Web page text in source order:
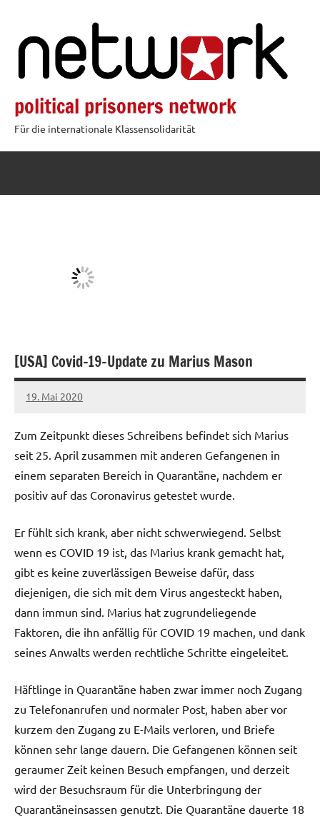
springen
political prisoners network
Für die internationale Klassensolidarität
[USA] Covid-19-Update zu Marius Mason
19. Mai 2020
admin
Zum Zeitpunkt dieses Schreibens befindet sich Marius
seit 25. April zusammen mit anderen Gefangenen in
einem separaten Bereich in Quarantäne, nachdem er
positiv auf das Coronavirus getestet wurde.
Er fühlt sich krank, aber nicht schwerwiegend. Selbst
wenn es COVID 19 ist, das Marius krank gemacht hat,
gibt es keine zuverlässigen Beweise dafür, dass
diejenigen, die sich mit dem Virus angesteckt haben,
dann immun sind. Marius hat zugrundeliegende
Faktoren, die ihn anfällig für COVID 19 machen, und dank
seines Anwalts werden rechtliche Schritte eingeleitet.
Häftlinge in Quarantäne haben zwar immer noch Zugang
zu Telefonanrufen und normaler Post, haben aber vor
kurzem den Zugang zu E-Mails verloren, und Briefe
können sehr lange dauern. Die Gefangenen können seit
geraumer Zeit keinen Besuch empfangen, und derzeit
wird der Besuchsraum für die Unterbringung der
Quarantäneinsassen genutzt. Die Quarantäne dauerte 18